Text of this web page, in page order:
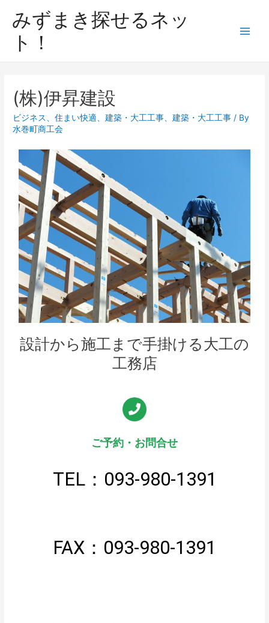
みずまき探せるネッ
ト！
(株)伊昇建設
ビジネス、住まい快適、建築・大工工事、建築・大工工事 / By
水巻町商工会
設計から施工まで手掛ける大工の
工務店
ご予約・お問合せ
TEL：093-980-1391
FAX：093-980-1391